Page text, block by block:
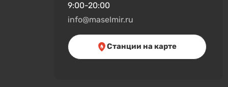
9:00-20:00
info@maselmir.ru
Станции на карте